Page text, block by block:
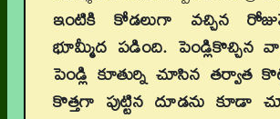
ఇంటికి కోడలుగా వచ్చిన
భూమ్మీద పడింది. పెండ్లికొచ్చిన
పెండ్లి కూతుర్ని చూసిన తర్వాత
కొత్తగా పుట్టిన దూడను కూడా